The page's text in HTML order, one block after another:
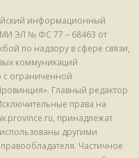
информационный
ЭЛ № ФС 77 – 68463 от
по надзору в сфере связи,
коммуникаций
с ограниченной
Главный редактор
права на
принадлежат
другими
Частичное